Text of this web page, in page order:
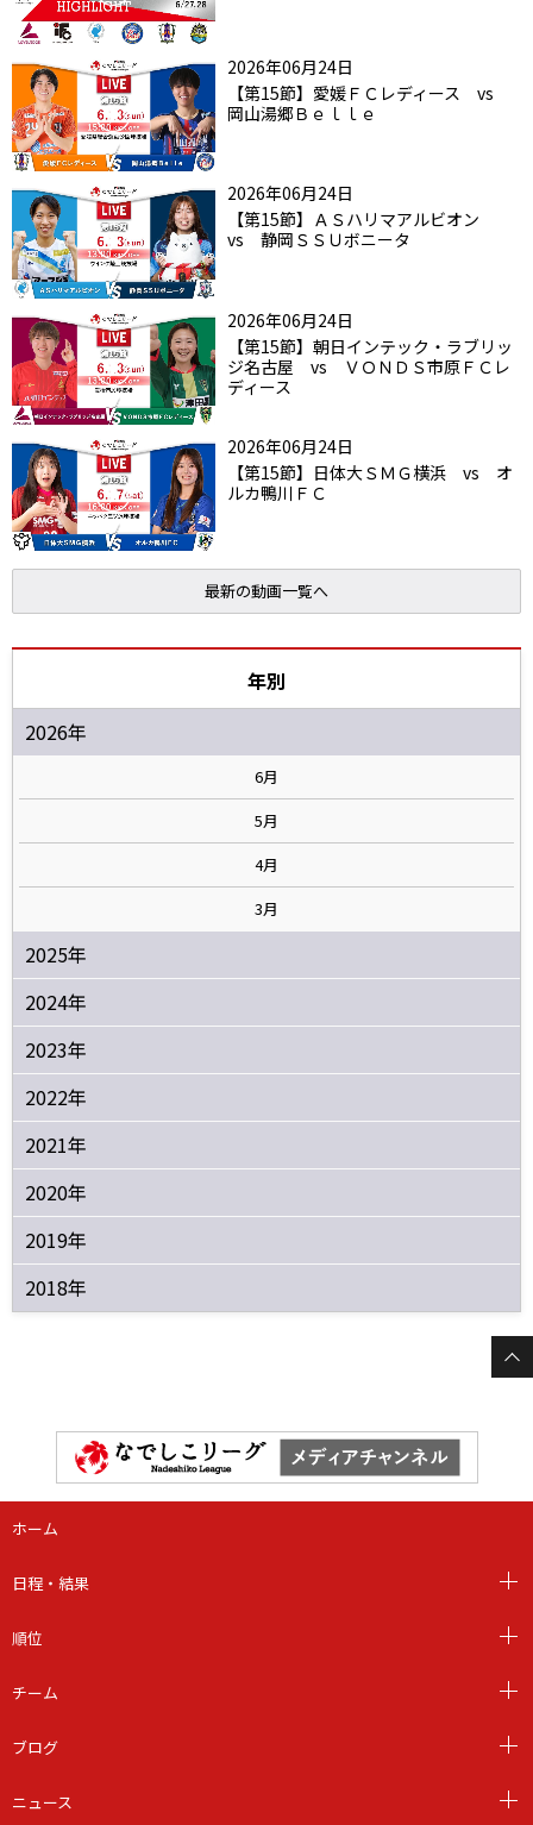
2026年06月24日
【第15節】愛媛ＦＣレディース vs
岡山湯郷Ｂｅｌｌｅ
2026年06月24日
【第15節】ＡＳハリマアルビオン
vs 静岡ＳＳＵボニータ
2026年06月24日
【第15節】朝日インテック・ラブリッ
ジ名古屋 vs ＶＯＮＤＳ市原ＦＣレ
ディース
2026年06月24日
【第15節】日体大ＳＭＧ横浜 vs オ
ルカ鴨川ＦＣ
最新の動画一覧へ
年別
2026年
6月
5月
4月
3月
2025年
2024年
2023年
2022年
2021年
2020年
2019年
2018年
ホーム
日程・結果
順位
チーム
ブログ
ニュース